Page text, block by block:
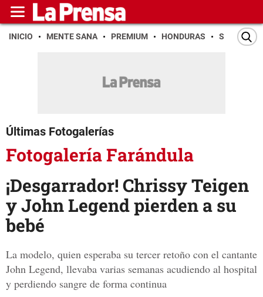
INICIO MENTE SANA PREMIUM HONDURAS SAN PEDRO
Últimas Fotogalerías
Fotogalería Farándula
¡Desgarrador! Chrissy Teigen
y John Legend pierden a su
bebé
La modelo, quien esperaba su tercer retoño con el cantante
John Legend, llevaba varias semanas acudiendo al hospital
y perdiendo sangre de forma continua